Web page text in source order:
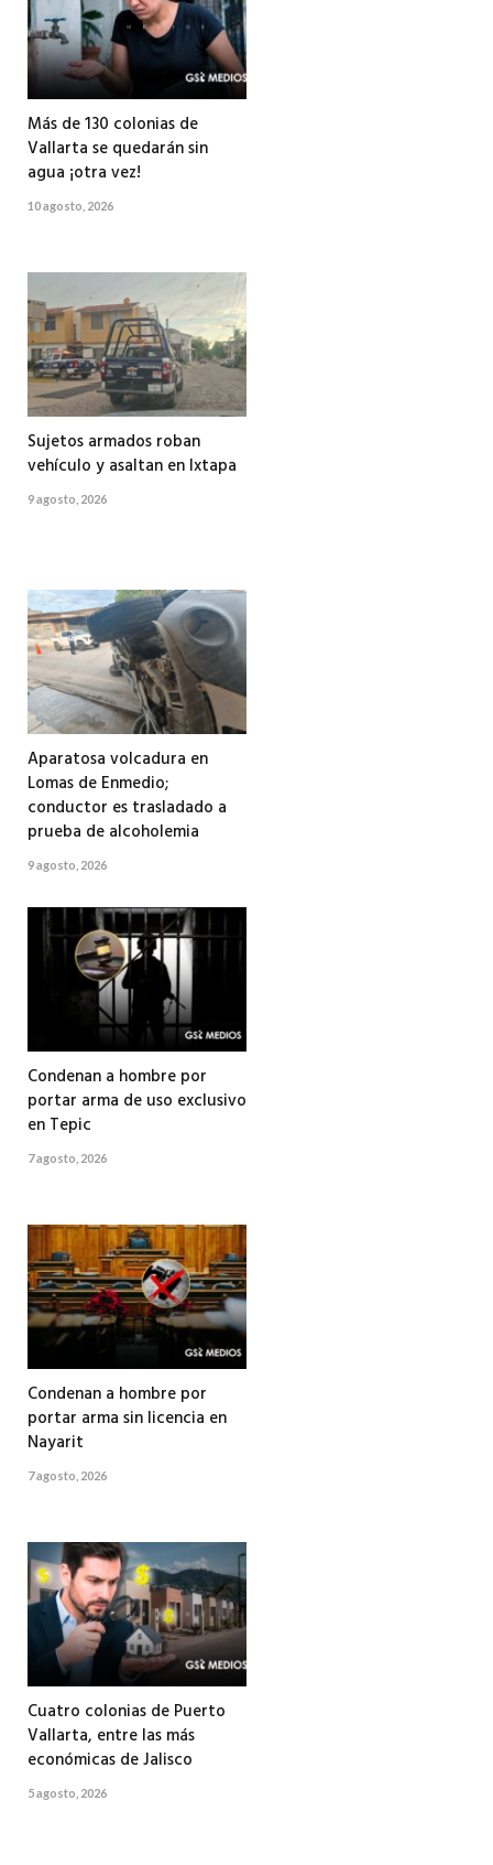
Más de 130 colonias de
Vallarta se quedarán sin
agua ¡otra vez!
10 agosto, 2026
Sujetos armados roban
vehículo y asaltan en Ixtapa
9 agosto, 2026
Aparatosa volcadura en
Lomas de Enmedio;
conductor es trasladado a
prueba de alcoholemia
9 agosto, 2026
Condenan a hombre por
portar arma de uso exclusivo
en Tepic
7 agosto, 2026
Condenan a hombre por
portar arma sin licencia en
Nayarit
7 agosto, 2026
Cuatro colonias de Puerto
Vallarta, entre las más
económicas de Jalisco
5 agosto, 2026